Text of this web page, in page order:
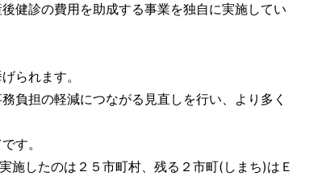
健診の費用を助成する事業を独自に実施してい
られます。
負担の軽減につながる見直しを行い、より多く
す。
施したのは２５市町村、残る２市町(しまち)はＥ